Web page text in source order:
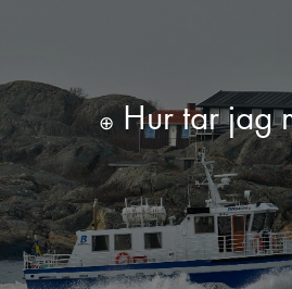
⊕Hur tar jag
Läs mer Tidtabell